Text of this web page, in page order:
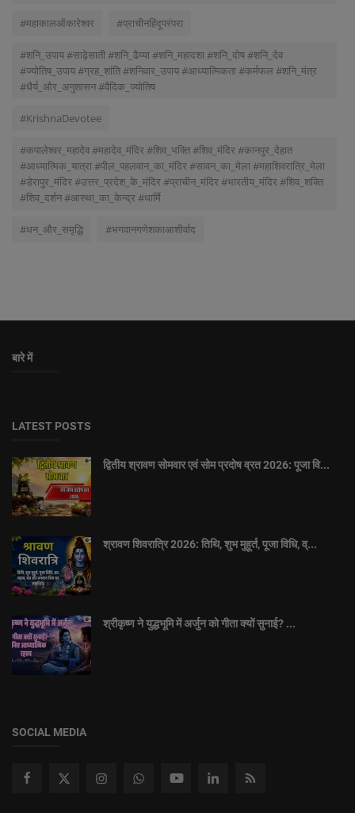
#महाकालओंकारेश्वर #प्राचीनहिंदूपरंपरा
#शनि_उपाय #साढ़ेसाती #शनि_ढैय्या #शनि_महादशा #शनि_दोष #शनि_देव
#ज्योतिष_उपाय #ग्रह_शांति #शनिवार_उपाय #आध्यात्मिकता #कर्मफल #शनि_मंत्र
#धैर्य_और_अनुशासन #वैदिक_ज्योतिष
#KrishnaDevotee
#कपालेश्वर_महादेव #महादेव_मंदिर #शिव_भक्ति #शिव_मंदिर #कानपुर_देहात
#आध्यात्मिक_यात्रा #पील_पहलवान_का_मंदिर #सावन_का_मेला #महाशिवरात्रि_मेला
#डेरापुर_मंदिर #उत्तर_प्रदेश_के_मंदिर #प्राचीन_मंदिर #भारतीय_मंदिर #शिव_शक्ति
#शिव_दर्शन #आस्था_का_केन्द्र #धार्मि
#धन_और_समृद्धि #भगवानगणेशकाआशीर्वाद
बारे में
LATEST POSTS
द्वितीय श्रावण सोमवार एवं सोम प्रदोष व्रत 2026: पूजा वि...
श्रावण शिवरात्रि 2026: तिथि, शुभ मुहूर्त, पूजा विधि, व्...
श्रीकृष्ण ने युद्धभूमि में अर्जुन को गीता क्यों सुनाई? ...
SOCIAL MEDIA